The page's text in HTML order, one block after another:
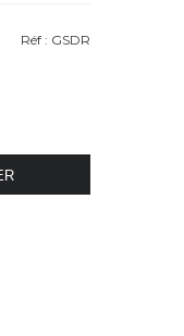
Réf : GSDR